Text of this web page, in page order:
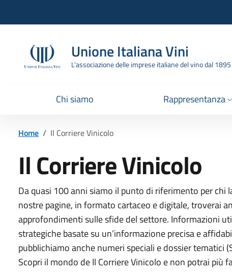
Unione Italiana Vini
L'associazione delle imprese italiane del vino dal 1895
Chi siamo Rappresentanza
Home / Il Corriere Vinicolo
Il Corriere Vinicolo
Da quasi 100 anni siamo il punto di riferimento per
nostre pagine, in formato cartaceo e digitale, troverai
approfondimenti sulle sfide del settore. Informazioni
strategiche basate su un’informazione precisa e
pubblichiamo anche numeri speciali e dossier tematici
Scopri il mondo de Il Corriere Vinicolo e non potrai più